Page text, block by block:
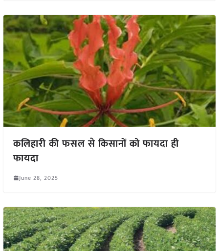
कलिहारी की फसल से किसानों को फायदा ही
फायदा
June 28, 2025